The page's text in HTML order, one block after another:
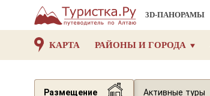
3D-ПАНОРАМЫ
КАРТА РАЙОНЫ И ГОРОДА
Размещение
Активные туры